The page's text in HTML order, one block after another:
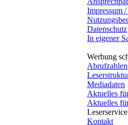
Impressum
Datenschutz
In eigener
Werbung
Abrufzahlen
Mediadaten
Aktuelles
Aktuelles
Leserservice
Kontakt